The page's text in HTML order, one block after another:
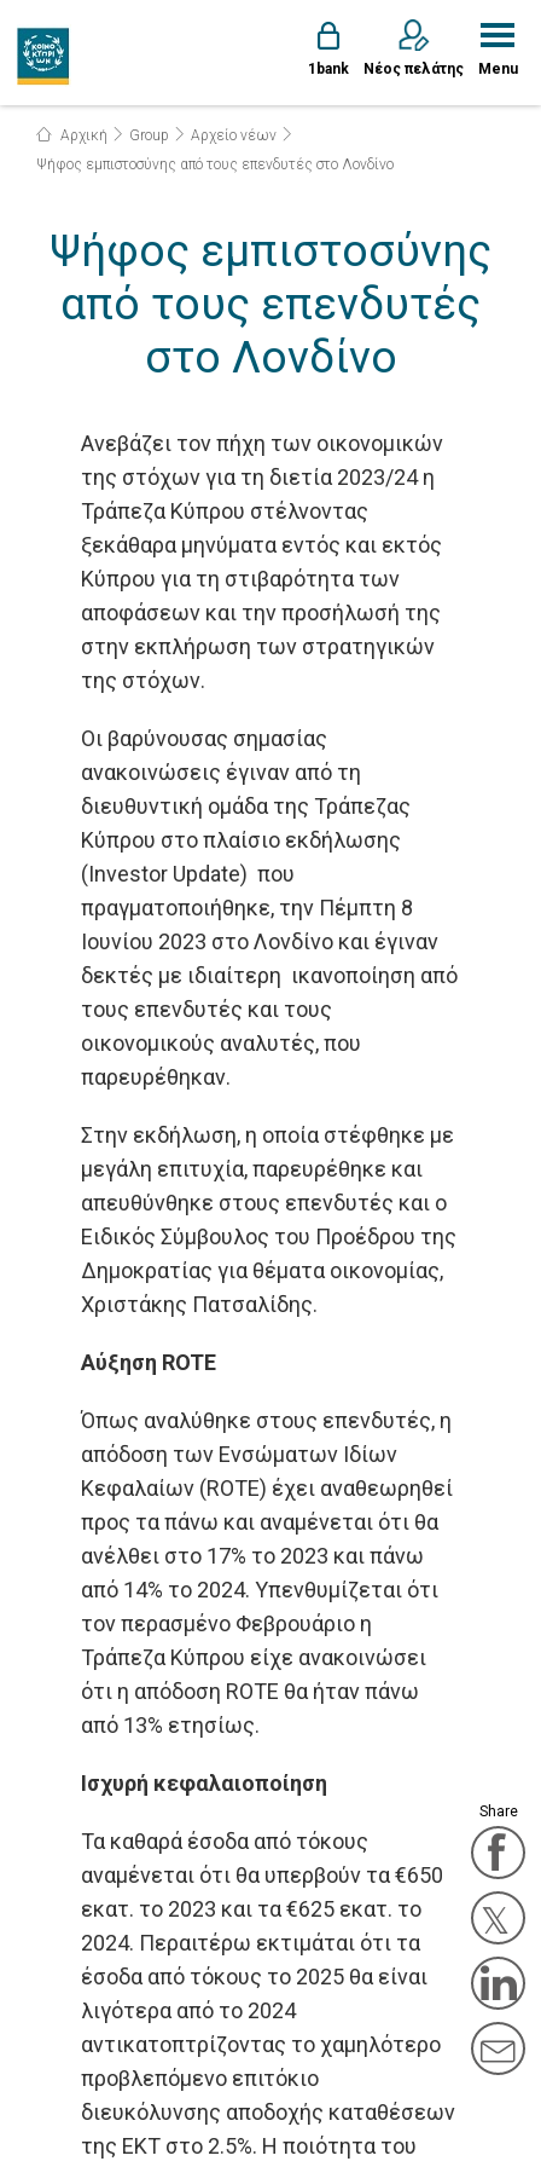
1bank Νέος πελάτης Menu
Αρχική Group
Αρχείο νέων
Ψήφος εμπιστοσύνης από τους επενδυτές στο Λονδίνο
Ψήφος εμπιστοσύνης
από τους επενδυτές
στο Λονδίνο
Share
Ανεβάζει τον πήχη των οικονομικών
της στόχων για τη διετία 2023/24 η
Τράπεζα Κύπρου στέλνοντας
ξεκάθαρα μηνύματα εντός και εκτός
Κύπρου για τη στιβαρότητα των
αποφάσεων και την προσήλωσή της
στην εκπλήρωση των στρατηγικών
της στόχων.
Οι βαρύνουσας σημασίας
ανακοινώσεις έγιναν από τη
διευθυντική ομάδα της Τράπεζας
Κύπρου στο πλαίσιο εκδήλωσης
(Investor Update) που
πραγματοποιήθηκε, την Πέμπτη 8
Ιουνίου 2023 στο Λονδίνο και έγιναν
δεκτές με ιδιαίτερη ικανοποίηση από
τους επενδυτές και τους
οικονομικούς αναλυτές, που
παρευρέθηκαν.
Στην εκδήλωση, η οποία στέφθηκε με
μεγάλη επιτυχία, παρευρέθηκε και
απευθύνθηκε στους επενδυτές και ο
Ειδικός Σύμβουλος του Προέδρου της
Δημοκρατίας για θέματα οικονομίας,
Χριστάκης Πατσαλίδης.
Αύξηση ROTE
Όπως αναλύθηκε στους επενδυτές, η
απόδοση των Ενσώματων Ιδίων
Κεφαλαίων (ROTE) έχει αναθεωρηθεί
προς τα πάνω και αναμένεται ότι θα
ανέλθει στο 17% το 2023 και πάνω
από 14% το 2024. Υπενθυμίζεται ότι
τον περασμένο Φεβρουάριο η
Τράπεζα Κύπρου είχε ανακοινώσει
ότι η απόδοση ROTE θα ήταν πάνω
από 13% ετησίως.
Ισχυρή κεφαλαιοποίηση
Τα καθαρά έσοδα από τόκους
αναμένεται ότι θα υπερβούν τα €650
εκατ. το 2023 και τα €625 εκατ. το
2024. Περαιτέρω εκτιμάται ότι τα
έσοδα από τόκους το 2025 θα είναι
λιγότερα από το 2024
αντικατοπτρίζοντας το χαμηλότερο
προβλεπόμενο επιτόκιο
διευκόλυνσης αποδοχής καταθέσεων
της ΕΚΤ στο 2.5%. Η ποιότητα του